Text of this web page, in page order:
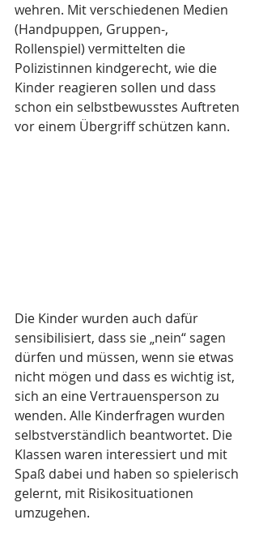
wehren. Mit verschiedenen Medien
(Handpuppen, Gruppen-,
Rollenspiel) vermittelten die
Polizistinnen kindgerecht, wie die
Kinder reagieren sollen und dass
schon ein selbstbewusstes Auftreten
vor einem Übergriff schützen kann.
Die Kinder wurden auch dafür
sensibilisiert, dass sie „nein“ sagen
dürfen und müssen, wenn sie etwas
nicht mögen und dass es wichtig ist,
sich an eine Vertrauensperson zu
wenden. Alle Kinderfragen wurden
selbstverständlich beantwortet. Die
Klassen waren interessiert und mit
Spaß dabei und haben so spielerisch
gelernt, mit Risikosituationen
umzugehen.